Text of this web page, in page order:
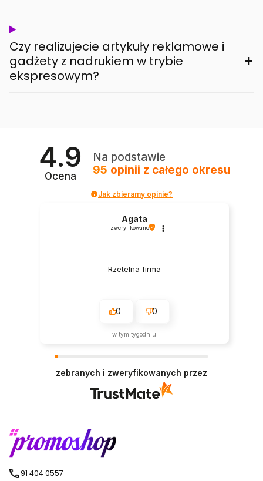
Czy realizujecie artykuły reklamowe i
gadżety z nadrukiem w trybie
ekspresowym?
+
4.9
Ocena
Na podstawie
95 opinii z całego okresu
Jak zbieramy opinie?
Agata
zweryfikowano
Rzetelna firma
0 0
w tym tygodniu
zebranych i zweryfikowanych przez
91 404 0557